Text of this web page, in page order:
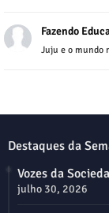
Fazendo
Juju e o mundo
Destaques da
Vozes da
julho 30, 2026